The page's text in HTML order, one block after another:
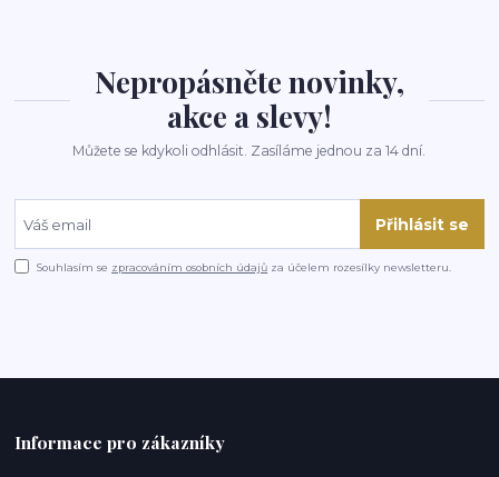
Nepropásněte novinky,
akce a slevy!
Můžete se kdykoli odhlásit. Zasíláme jednou za 14 dní.
Přihlásit se
Souhlasím se zpracováním osobních údajů za účelem rozesílky newsletteru.
Informace pro zákazníky